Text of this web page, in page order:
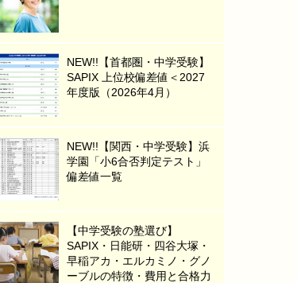
NEW!!【首都圏・中学受験】
SAPIX 上位校偏差値＜2027
年度版（2026年4月）
NEW!!【関西・中学受験】浜
学園「小6合否判定テスト」
偏差値一覧
【中学受験の塾選び】
SAPIX・日能研・四谷大塚・
早稲アカ・エルカミノ・グノ
ーブルの特徴・費用と合格力